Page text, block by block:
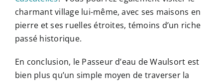
charmant village lui-même, avec ses maisons en
pierre et ses ruelles étroites, témoins d’un riche
passé historique.
En conclusion, le Passeur d’eau de Waulsort est
bien plus qu’un simple moyen de traverser la